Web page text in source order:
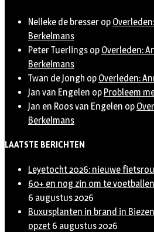
Nelleke de bresser op
Berkelmans
Peter Tuerlings op Overleden:
Berkelmans
Twan de Jongh op Overleden:
Jan van Engelen op Probleem
Jan en Roos van Engelen op
Berkelmans
LAATSTE BERICHTEN
Leyetocht 2026: nieuwe
60+ en nog zin om te
6 augustus 2026
Buxusplanten in brand in
opzet 6 augustus 2026